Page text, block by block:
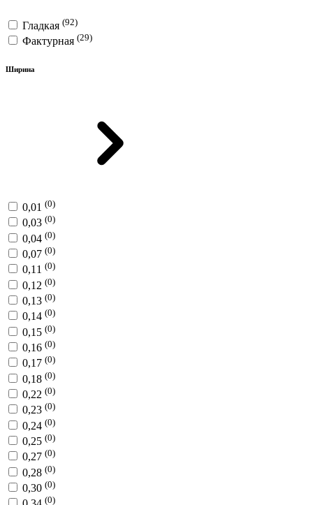
Гладкая (92)
Фактурная (29)
Ширина
0,01 (0)
0,03 (0)
0,04 (0)
0,07 (0)
0,11 (0)
0,12 (0)
0,13 (0)
0,14 (0)
0,15 (0)
0,16 (0)
0,17 (0)
0,18 (0)
0,22 (0)
0,23 (0)
0,24 (0)
0,25 (0)
0,27 (0)
0,28 (0)
0,30 (0)
(0)